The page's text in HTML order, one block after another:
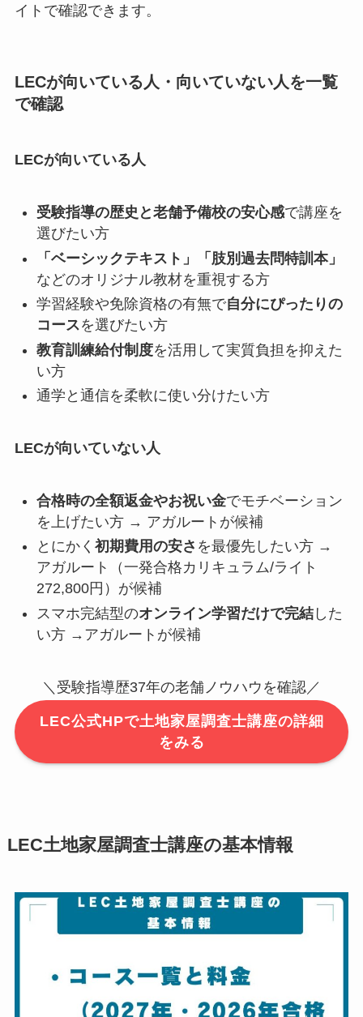
イトで確認できます。
LECが向いている人・向いていない人を一覧
で確認
LECが向いている人
受験指導の歴史と老舗予備校の安心感で講座を
選びたい方
「ベーシックテキスト」「肢別過去問特訓本」
などのオリジナル教材を重視する方
学習経験や免除資格の有無で自分にぴったりの
コースを選びたい方
教育訓練給付制度を活用して実質負担を抑えた
い方
通学と通信を柔軟に使い分けたい方
LECが向いていない人
合格時の全額返金やお祝い金でモチベーション
を上げたい方 → アガルートが候補
とにかく 初期費用の安さ を最優先したい方 →
アガルート（一発合格カリキュラム/ライト
272,800円）が候補
スマホ完結型のオンライン学習だけで完結した
い方 →アガルートが候補
＼受験指導歴37年の老舗ノウハウを確認／
LEC公式HPで土地家屋調査士講座の詳細
をみる
LEC土地家屋調査士講座の基本情報